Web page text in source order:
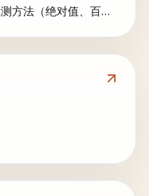
- 数据库约束验证